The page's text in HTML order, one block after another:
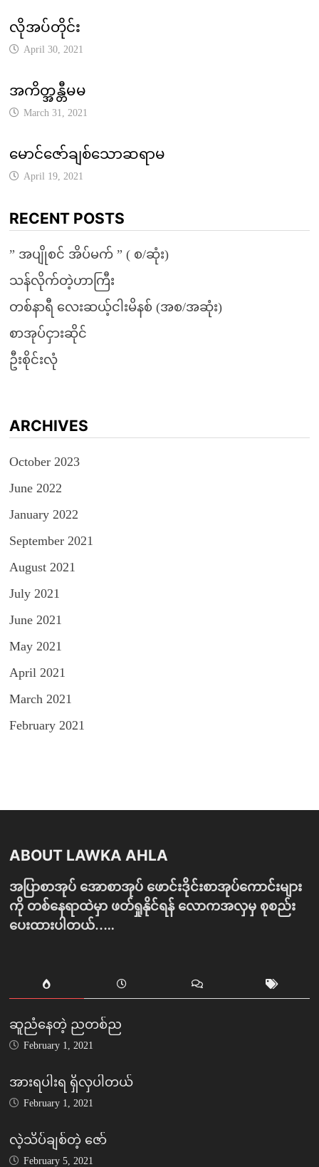
လိုအပ်တိုင်း
April 30, 2021
အကိတ္အန္တီမမ
March 31, 2021
မောင်ဇော်ချစ်သောဆရာမ
April 19, 2021
RECENT POSTS
” အပျိုစင် အိပ်မက် ” ( စ/ဆုံး)
သန်လိုက်တဲ့ဟာကြီး
တစ်နာရီ လေးဆယ့်ငါးမိနစ် (အစ/အဆုံး)
စာအုပ်ငှားဆိုင်
ဦးစိုင်းလုံ
ARCHIVES
October 2023
June 2022
January 2022
September 2021
August 2021
July 2021
June 2021
May 2021
April 2021
March 2021
February 2021
ABOUT LAWKA AHLA
အပြာစာအုပ် အောစာအုပ် ဖောင်းဒိုင်းစာအုပ်ကောင်းများ
ကို တစ်နေရာထဲမှာ ဖတ်ရှုနိုင်ရန် လောကအလှမှ စုစည်း
ပေးထားပါတယ်…..
ဆူညံနေတဲ့ ညတစ်ည
February 1, 2021
အားရပါးရ ရှိလှပါတယ်
February 1, 2021
လဲ့သိပ်ချစ်တဲ့ ဇော်
February 5, 2021